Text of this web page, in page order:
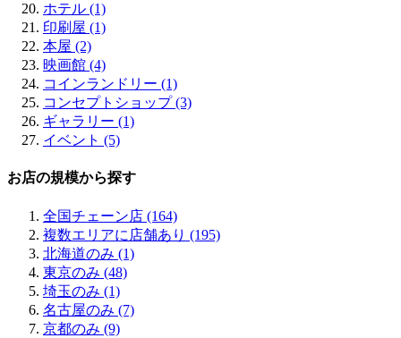
ホテル (1)
印刷屋 (1)
本屋 (2)
映画館 (4)
コインランドリー (1)
コンセプトショップ (3)
ギャラリー (1)
イベント (5)
お店の規模から探す
全国チェーン店 (164)
複数エリアに店舗あり (195)
北海道のみ (1)
東京のみ (48)
埼玉のみ (1)
名古屋のみ (7)
京都のみ (9)